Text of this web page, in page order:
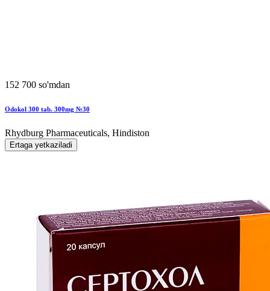
152 700 so'mdan
Odokol 300 tab. 300mg №30
Rhydburg Pharmaceuticals, Hindiston
Ertaga yetkaziladi